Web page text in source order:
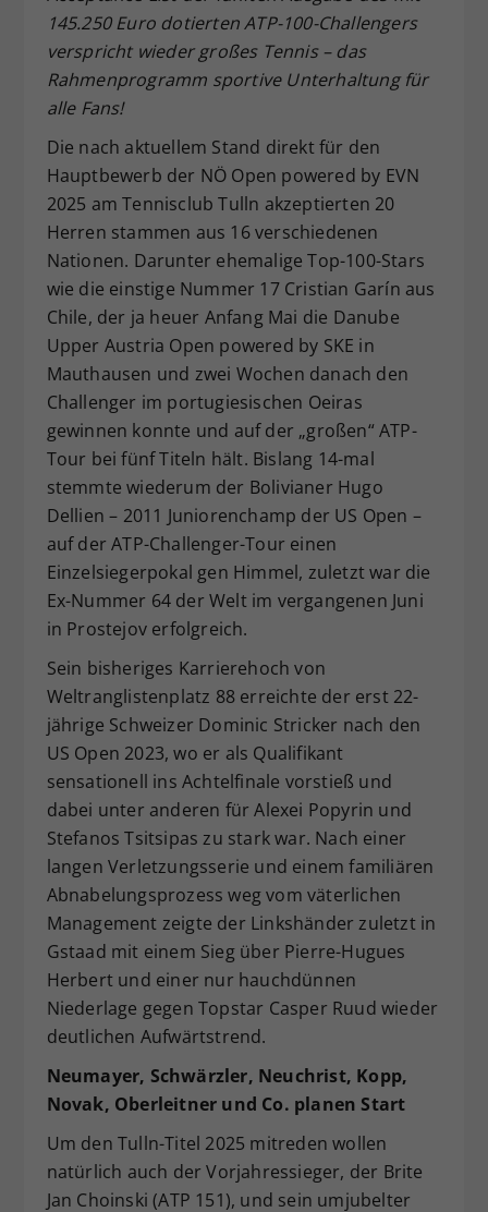
145.250 Euro dotierten ATP-100-Challengers
verspricht wieder großes Tennis – das
Rahmenprogramm sportive Unterhaltung für
alle Fans!
Die nach aktuellem Stand direkt für den
Hauptbewerb der NÖ Open powered by EVN
2025 am Tennisclub Tulln akzeptierten 20
Herren stammen aus 16 verschiedenen
Nationen. Darunter ehemalige Top-100-Stars
wie die einstige Nummer 17 Cristian Garín aus
Chile, der ja heuer Anfang Mai die Danube
Upper Austria Open powered by SKE in
Mauthausen und zwei Wochen danach den
Challenger im portugiesischen Oeiras
gewinnen konnte und auf der „großen“ ATP-
Tour bei fünf Titeln hält. Bislang 14-mal
stemmte wiederum der Bolivianer Hugo
Dellien – 2011 Juniorenchamp der US Open –
auf der ATP-Challenger-Tour einen
Einzelsiegerpokal gen Himmel, zuletzt war die
Ex-Nummer 64 der Welt im vergangenen Juni
in Prostejov erfolgreich.
Sein bisheriges Karrierehoch von
Weltranglistenplatz 88 erreichte der erst 22-
jährige Schweizer Dominic Stricker nach den
US Open 2023, wo er als Qualifikant
sensationell ins Achtelfinale vorstieß und
dabei unter anderen für Alexei Popyrin und
Stefanos Tsitsipas zu stark war. Nach einer
langen Verletzungsserie und einem familiären
Abnabelungsprozess weg vom väterlichen
Management zeigte der Linkshänder zuletzt in
Gstaad mit einem Sieg über Pierre-Hugues
Herbert und einer nur hauchdünnen
Niederlage gegen Topstar Casper Ruud wieder
deutlichen Aufwärtstrend.
Neumayer, Schwärzler, Neuchrist, Kopp,
Novak, Oberleitner und Co. planen Start
Um den Tulln-Titel 2025 mitreden wollen
natürlich auch der Vorjahressieger, der Brite
Jan Choinski (ATP 151), und sein umjubelter
Zweck
Dieser Wert speichert Ihre Consent-
Einstellungen. Unter anderem eine
zufällig generierte ID, für die
Webseiten-Betreiber dies eingestellt
hat.